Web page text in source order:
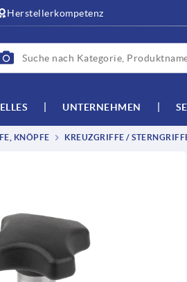
Herstellerkompetenz
UNTERNEHMEN
KNÖPFE KREUZGRIFFE /